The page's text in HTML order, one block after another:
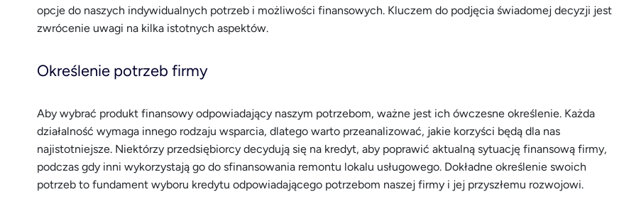
opcje do naszych indywidualnych potrzeb i możliwości finansowych. Kluczem do podjęcia świadomej decyzji jest
zwrócenie uwagi na kilka istotnych aspektów.
Określenie potrzeb firmy
Aby wybrać produkt finansowy odpowiadający naszym potrzebom, ważne jest ich ówczesne określenie. Każda
działalność wymaga innego rodzaju wsparcia, dlatego warto przeanalizować, jakie korzyści będą dla nas
najistotniejsze. Niektórzy przedsiębiorcy decydują się na kredyt, aby poprawić aktualną sytuację finansową firmy,
podczas gdy inni wykorzystają go do sfinansowania remontu lokalu usługowego. Dokładne określenie swoich
potrzeb to fundament wyboru kredytu odpowiadającego potrzebom naszej firmy i jej przyszłemu rozwojowi.